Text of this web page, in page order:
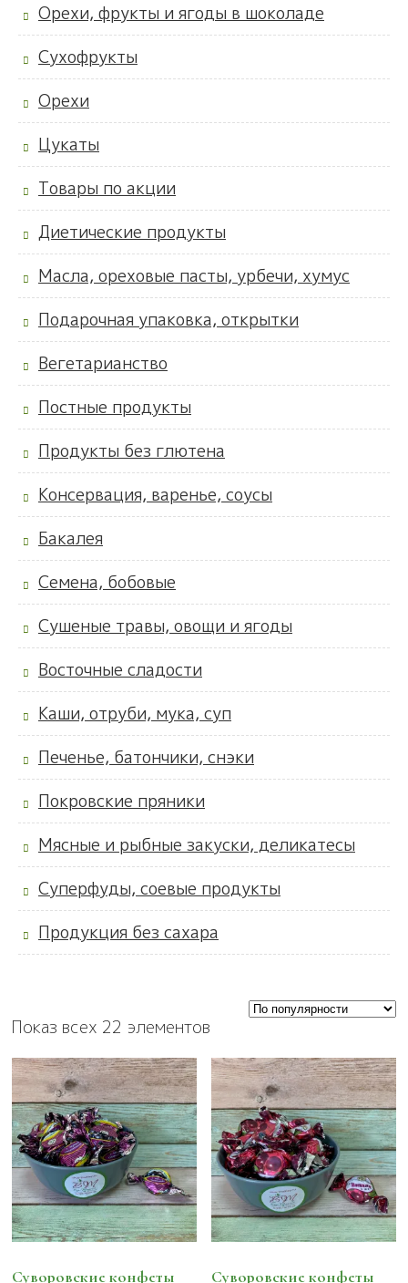
Орехи, фрукты и ягоды в шоколаде
Сухофрукты
Орехи
Цукаты
Товары по акции
Диетические продукты
Масла, ореховые пасты, урбечи, хумус
Подарочная упаковка, открытки
Вегетарианство
Постные продукты
Продукты без глютена
Консервация, варенье, соусы
Бакалея
Семена, бобовые
Сушеные травы, овощи и ягоды
Восточные сладости
Каши, отруби, мука, суп
Печенье, батончики, снэки
Покровские пряники
Мясные и рыбные закуски, деликатесы
Суперфуды, соевые продукты
Продукция без сахара
Показ всех 22 элементов
Суворовские конфеты Суворовские конфеты